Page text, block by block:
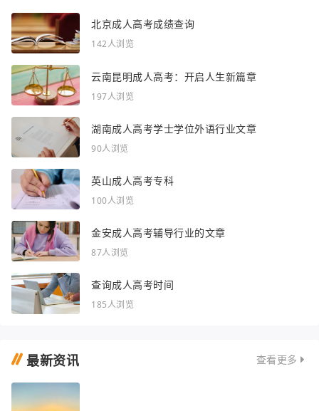
北京成人高考成绩查询
142人浏览
云南昆明成人高考：开启人生新篇章
197人浏览
湖南成人高考学士学位外语行业文章
90人浏览
英山成人高考专科
100人浏览
金安成人高考辅导行业的文章
87人浏览
查询成人高考时间
185人浏览
最新资讯 查看更多